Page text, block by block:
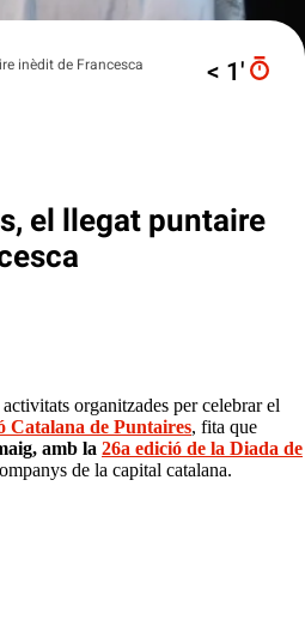
inèdit de Francesca
< 1′
el llegat puntaire
organitzades per celebrar el
Catalana de Puntaires, fita que
amb la 26a edició de la Diada de
de la capital catalana.